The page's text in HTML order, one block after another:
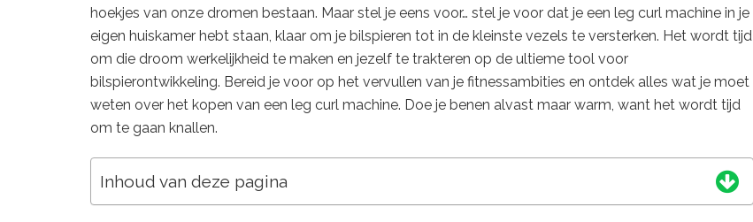
hoekjes van onze dromen bestaan. Maar stel je eens voor… stel je voor dat je een leg curl machine in je
eigen huiskamer hebt staan, klaar om je bilspieren tot in de kleinste vezels te versterken. Het wordt tijd
om die droom werkelijkheid te maken en jezelf te trakteren op de ultieme tool voor
bilspierontwikkeling. Bereid je voor op het vervullen van je fitnessambities en ontdek alles wat je moet
weten over het kopen van een leg curl machine. Doe je benen alvast maar warm, want het wordt tijd
om te gaan knallen.
Inhoud van deze pagina